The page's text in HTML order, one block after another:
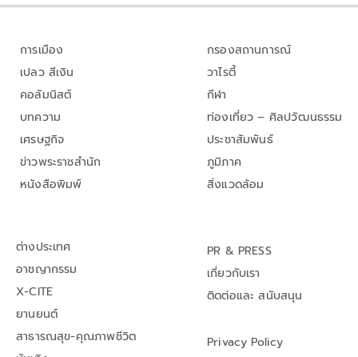
การเมือง
เปลว สีเงิน
คอลัมนิสต์
บทความ
เศรษฐกิจ
ข่าวพระราชสำนัก
หนังสือพิมพ์
กรองสถานการณ์
วาไรตี้
กีฬา
ท่องเที่ยว – ศิลปวัฒนธรรม
ประชาสัมพันธ์
ภูมิภาค
สิ่งแวดล้อม
ต่างประเทศ
อาชญากรรม
X-CITE
ยานยนต์
สาธารณสุข-คุณภาพชีวิต
PR & PRESS
เกี่ยวกับเรา
ติดต่อและ สนับสนุน
Privacy Policy